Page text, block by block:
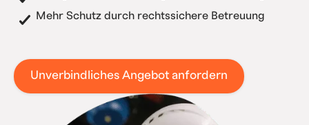
Mehr Schutz durch rechtssichere Betreuung
Unverbindliches Angebot anfordern